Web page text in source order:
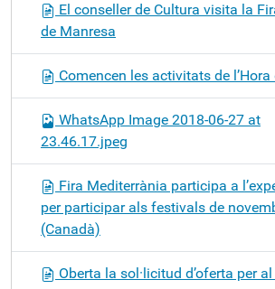
El conseller de Cultura visita la
de Manresa
Comencen les activitats de l’Hora
WhatsApp Image 2018-06-27 at
23.46.17.jpeg
Fira Mediterrània participa a
per participar als festivals de
(Canadà)
Oberta la sol·licitud d’oferta per